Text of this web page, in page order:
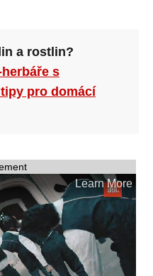
a rostlin?
s
pro domácí